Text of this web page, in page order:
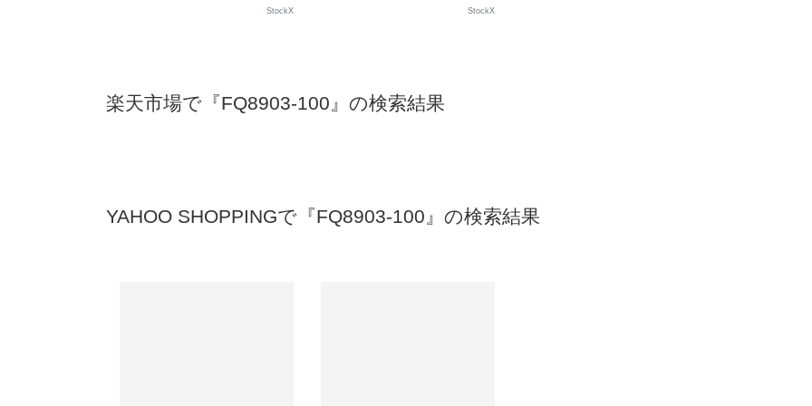
StockX StockX
楽天市場で『FQ8903-100』の検索結果
YAHOO SHOPPINGで『FQ8903-100』の検索結果